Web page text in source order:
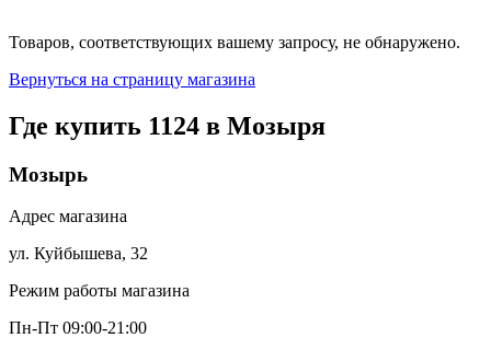
Товаров, соответствующих вашему запросу, не обнаружено.
Вернуться на страницу магазина
Где купить 1124 в Мозыря
Мозырь
Адрес магазина
ул. Куйбышева, 32
Режим работы магазина
Пн-Пт 09:00-21:00